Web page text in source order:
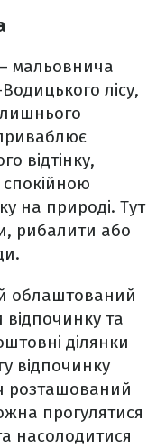
– мальовнича
лісу,
відтінку,
на природі. Тут
рибалити або
облаштований
та
ділянки
відпочинку
розташований
прогулятися
насолодитися